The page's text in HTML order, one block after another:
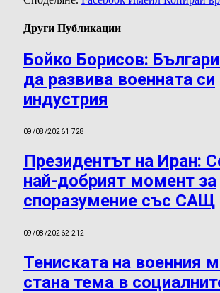
Други Публикации
Бойко Борисов:
да развива военната си
индустрия
09/08/20261 728
Президентът на Иран:
най-добрият момент за
споразумение със САЩ
09/08/20262 212
Тениската на военния
стана тема в